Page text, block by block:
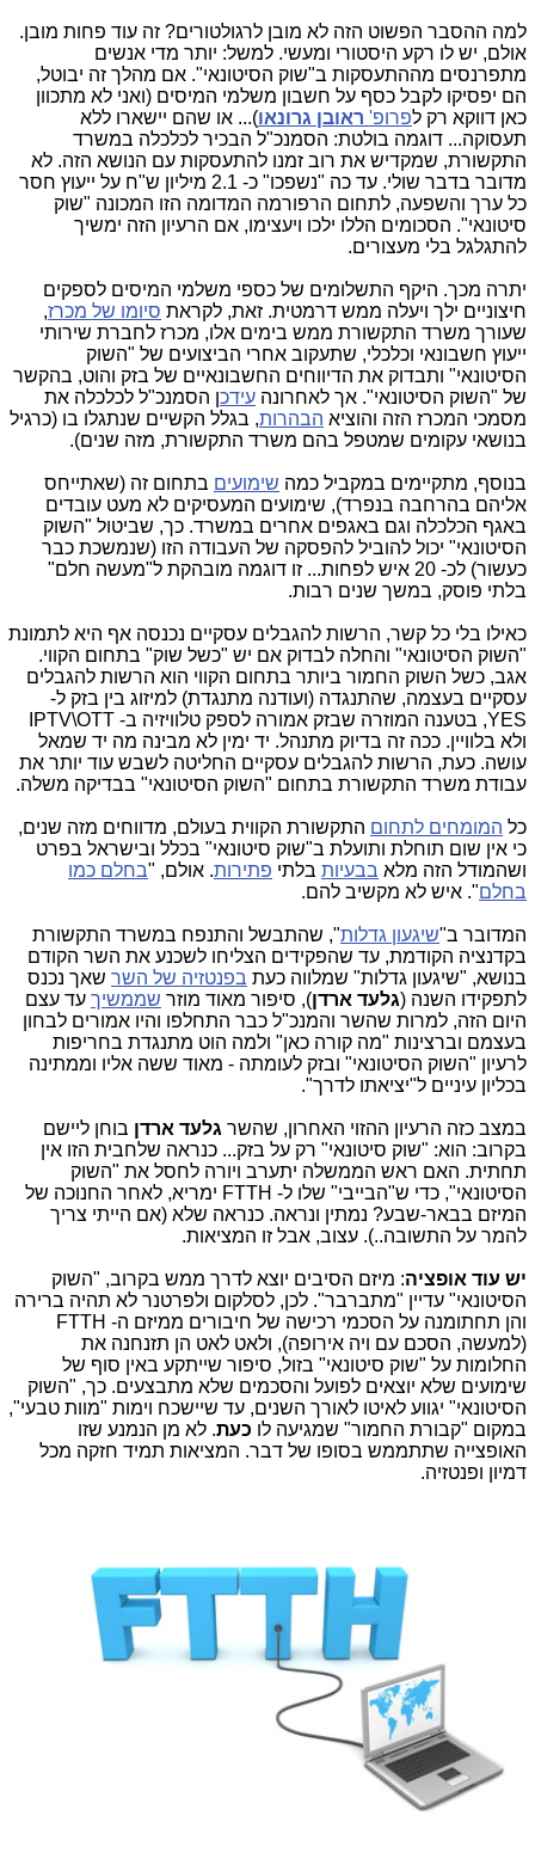
למה ההסבר הפשוט הזה לא מובן לרגולטורים? זה עוד פחות מובן.
אולם, יש לו רקע היסטורי ומעשי. למשל: יותר מדי אנשים
מתפרנסים מההתעסקות ב"שוק הסיטונאי". אם מהלך זה יבוטל,
הם יפסיקו לקבל כסף על חשבון משלמי המיסים (ואני לא מתכוון
כאן דווקא רק לפרופ' ראובן גרונאו)... או שהם יישארו ללא
תעסוקה... דוגמה בולטת: הסמנכ"ל הבכיר לכלכלה במשרד
התקשורת, שמקדיש את רוב זמנו להתעסקות עם הנושא הזה. לא
מדובר בדבר שולי. עד כה "נשפכו"
כ- 2.1 מיליון ש"ח על ייעוץ חסר
כל ערך והשפעה, לתחום הרפורמה המדומה הזו המכונה "שוק
סיטונאי". הסכומים הללו ילכו ויעצימו, אם הרעיון הזה ימשיך
להתגלגל בלי מעצורים.
יתרה מכך. היקף התשלומים של כספי משלמי המיסים לספקים
חיצוניים ילך ויעלה ממש דרמטית. זאת, לקראת סיומו של מכרז,
שעורך משרד התקשורת ממש בימים אלו, מכרז לחברת שירותי
ייעוץ חשבונאי וכלכלי, שתעקוב אחרי הביצועים של "השוק
הסיטונאי" ותבדוק את הדיווחים החשבונאיים של בזק והוט, בהקשר
של "השוק הסיטונאי". אך לאחרונה עידכן הסמנכ"ל לכלכלה את
מסמכי המכרז הזה והוציא הבהרות, בגלל הקשיים שנתגלו בו (כרגיל
בנושאי עקומים שמטפל בהם משרד התקשורת, מזה שנים).
בנוסף, מתקיימים במקביל כמה שימועים בתחום זה (שאתייחס
אליהם בהרחבה בנפרד), שימועים המעסיקים לא מעט עובדים
באגף הכלכלה וגם באגפים אחרים במשרד. כך, שביטול "השוק
הסיטונאי" יכול להוביל להפסקה של העבודה הזו (שנמשכת כבר
כעשור) לכ- 20 איש לפחות... זו דוגמה מובהקת ל"מעשה חלם"
בלתי פוסק, במשך שנים רבות.
כאילו בלי כל קשר, הרשות להגבלים עסקיים נכנסה אף היא לתמונת
"השוק הסיטונאי" והחלה לבדוק אם יש "כשל שוק" בתחום הקווי.
אגב, כשל השוק החמור ביותר בתחום הקווי הוא הרשות להגבלים
עסקיים בעצמה, שהתנגדה (ועודנה מתנגדת) למיזוג בין בזק ל-
YES, בטענה המוזרה שבזק אמורה לספק טלוויזיה ב- IPTV\OTT
ולא בלוויין. ככה זה בדיוק מתנהל. יד ימין לא מבינה מה יד שמאל
עושה. כעת, הרשות להגבלים עסקיים החליטה לשבש עוד יותר את
עבודת משרד התקשורת בתחום "השוק הסיטונאי" בבדיקה משלה.
כל המומחים לתחום התקשורת הקווית בעולם, מדווחים מזה שנים,
כי אין שום תוחלת ותועלת ב"שוק סיטונאי" בכלל ובישראל בפרט
ושהמודל הזה מלא בבעיות בלתי פתירות. אולם, "בחלם כמו
בחלם". איש לא מקשיב להם.
המדובר ב"שיגעון גדלות", שהתבשל והתנפח במשרד התקשורת
בקדנציה הקודמת, עד שהפקידים הצליחו לשכנע את השר הקודם
בנושא, "שיגעון גדלות" שמלווה כעת בפנטזיה של השר שאך נכנס
לתפקידו השנה (גלעד ארדן), סיפור מאוד מוזר שממשיך עד עצם
היום הזה, למרות שהשר והמנכ"ל כבר התחלפו והיו אמורים לבחון
בעצמם וברצינות "מה קורה כאן" ולמה הוט מתנגדת בחריפות
לרעיון "השוק הסיטונאי" ובזק לעומתה - מאוד ששה אליו וממתינה
בכליון עיניים ל"יציאתו לדרך".
במצב כזה הרעיון ההזוי האחרון, שהשר גלעד ארדן בוחן ליישם
בקרוב: הוא: "שוק סיטונאי" רק על בזק... כנראה שלחבית הזו אין
תחתית. האם ראש הממשלה יתערב ויורה לחסל את "השוק
הסיטונאי", כדי ש"הבייבי" שלו ל- FTTH ימריא, לאחר החנוכה של
המיזם בבאר-שבע? נמתין ונראה. כנראה שלא (אם הייתי צריך
להמר על התשובה..). עצוב, אבל זו המציאות.
יש עוד אופציה: מיזם הסיבים יוצא לדרך ממש בקרוב, "השוק
הסיטונאי" עדיין "מתברבר". לכן, לסלקום ולפרטנר לא תהיה ברירה
והן תחתומנה על הסכמי רכישה של חיבורים ממיזם ה- FTTH
(למעשה, הסכם עם ויה אירופה), ולאט לאט הן תזנחנה את
החלומות על "שוק סיטונאי" בזול, סיפור שייתקע באין סוף של
שימועים שלא יוצאים לפועל והסכמים שלא מתבצעים. כך, "השוק
הסיטונאי" יגווע לאיטו לאורך השנים, עד שיישכח וימות "מוות טבעי",
במקום "קבורת החמור" שמגיעה לו כעת. לא מן הנמנע שזו
האופצייה שתתממש בסופו של דבר. המציאות תמיד חזקה מכל
דמיון ופנטזיה.